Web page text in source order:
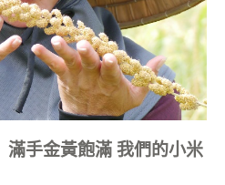
滿手金黃飽滿 我們的小米